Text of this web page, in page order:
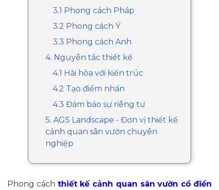
3.1 Phong cách Pháp
3.2 Phong cách Ý
3.3 Phong cách Anh
4. Nguyên tắc thiết kế
4.1 Hài hòa với kiến trúc
4.2 Tạo điểm nhấn
4.3 Đảm bảo sự riêng tư
5. AGS Landscape - Đơn vị thiết kế
cảnh quan sân vườn chuyên
nghiệp
Phong cách thiết kế cảnh quan sân vườn cổ điển